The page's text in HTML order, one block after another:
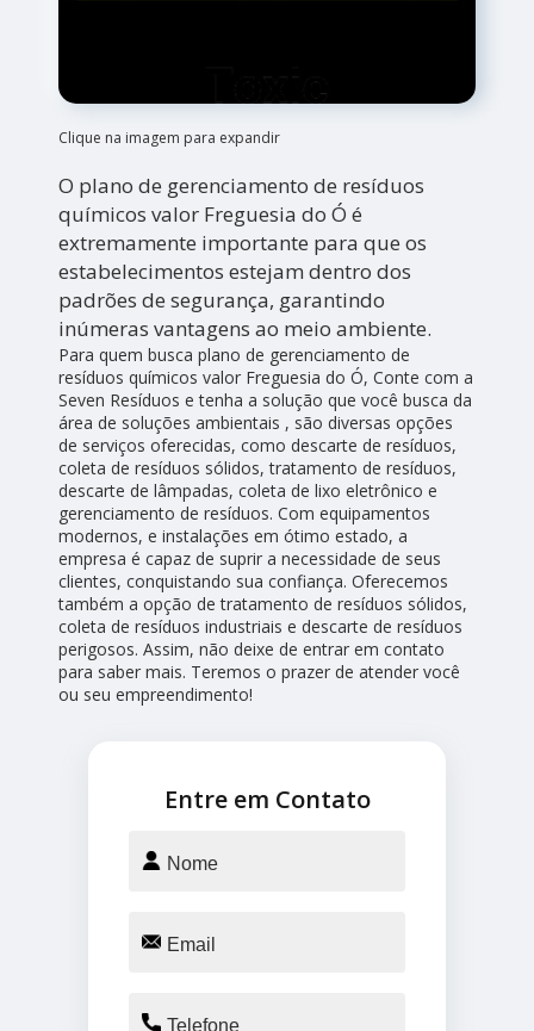
Clique na imagem para expandir
O plano de gerenciamento de resíduos
químicos valor Freguesia do Ó é
extremamente importante para que os
estabelecimentos estejam dentro dos
padrões de segurança, garantindo
inúmeras vantagens ao meio ambiente.
Para quem busca plano de gerenciamento de
resíduos químicos valor Freguesia do Ó, Conte com a
Seven Resíduos e tenha a solução que você busca da
área de soluções ambientais , são diversas opções
de serviços oferecidas, como descarte de resíduos,
coleta de resíduos sólidos, tratamento de resíduos,
descarte de lâmpadas, coleta de lixo eletrônico e
gerenciamento de resíduos. Com equipamentos
modernos, e instalações em ótimo estado, a
empresa é capaz de suprir a necessidade de seus
clientes, conquistando sua confiança. Oferecemos
também a opção de tratamento de resíduos sólidos,
coleta de resíduos industriais e descarte de resíduos
perigosos. Assim, não deixe de entrar em contato
para saber mais. Teremos o prazer de atender você
ou seu empreendimento!
Entre em Contato